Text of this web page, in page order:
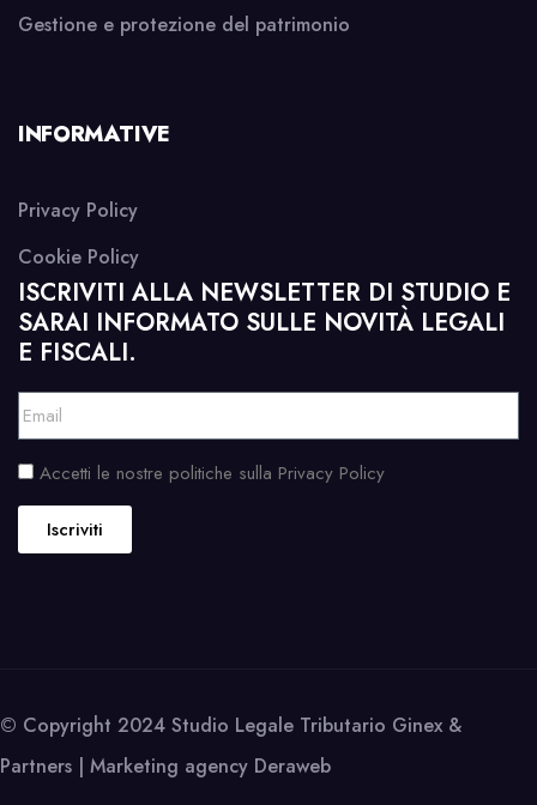
Gestione e protezione del patrimonio
INFORMATIVE
Privacy Policy
Cookie Policy
ISCRIVITI ALLA NEWSLETTER DI STUDIO E
SARAI INFORMATO SULLE NOVITÀ LEGALI
E FISCALI.
Accetti le nostre politiche sulla Privacy Policy
Iscriviti
© Copyright 2024 Studio Legale Tributario Ginex &
Partners | Marketing agency Deraweb